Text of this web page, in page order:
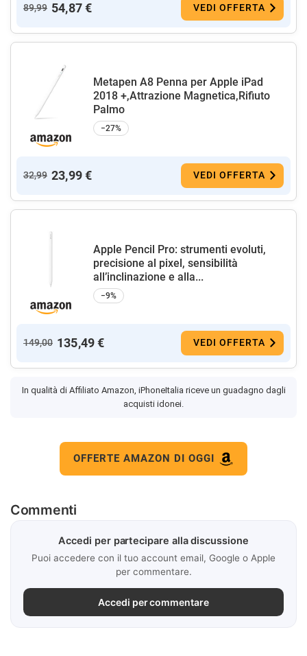
89,99 54,87 € VEDI OFFERTA
Metapen A8 Penna per Apple iPad
2018 +,Attrazione Magnetica,Rifiuto
Palmo
−27%
32,99 23,99 € VEDI OFFERTA
Apple Pencil Pro: strumenti evoluti,
precisione al pixel, sensibilità
all’inclinazione e alla...
−9%
149,00 135,49 € VEDI OFFERTA
In qualità di Affiliato Amazon, iPhoneItalia riceve un guadagno dagli
acquisti idonei.
OFFERTE AMAZON DI OGGI
Commenti
Accedi per partecipare alla discussione
Puoi accedere con il tuo account email, Google o Apple
per commentare.
Accedi per commentare